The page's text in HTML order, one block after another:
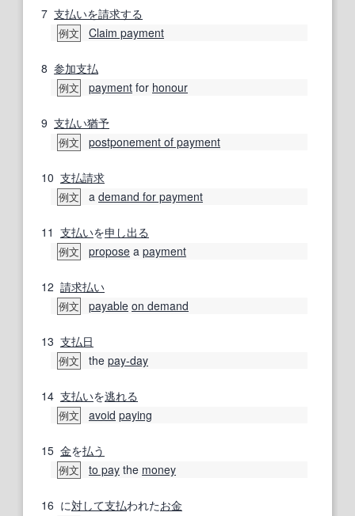
7 支払いを請求する
例文 Claim payment
8 参加支払
例文 payment for honour
9 支払い猶予
例文 postponement of payment
10 支払請求
例文 a demand for payment
11 支払いを申し出る
例文 propose a payment
12 請求払い
例文 payable on demand
13 支払日
例文 the pay-day
14 支払いを逃れる
例文 avoid paying
15 金を払う
例文 to pay the money
16 に対して支払われたお金